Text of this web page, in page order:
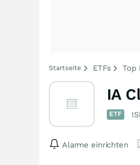
Startseite ETFs Top
IA
ETF
Alarme einrichten